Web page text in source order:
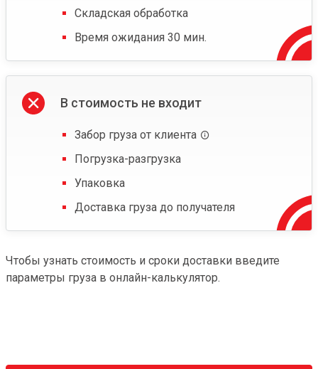
Складская обработка
Время ожидания 30 мин.
В стоимость не входит
Забор груза от клиента
Погрузка-разгрузка
Упаковка
Доставка груза до получателя
Чтобы узнать стоимость и сроки доставки введите
параметры груза в онлайн-калькулятор.